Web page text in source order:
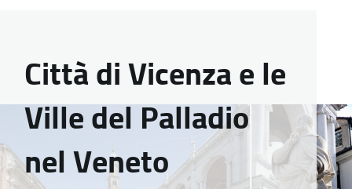
Città di Vicenza e le
Ville del Palladio
nel Veneto